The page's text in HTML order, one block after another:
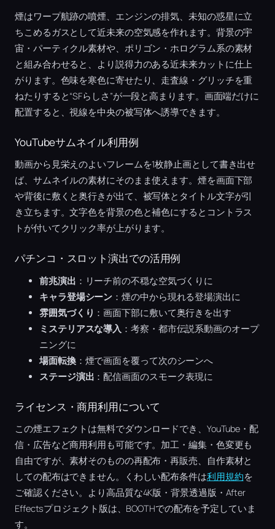
煙はワープ航跡の噴煙、エンジンの排気、未知の惑星に立
ちこめるガスとして近未来の空気感を作れます。背景の宇
宙・パーティクル素材や、ポリゴン・ホログラム系の素材
と組み合わせると、より説得力のある近未来カットに仕上
がります。色味を寒色に寄せたり、走査線・グリッチを重
ねたりすると“SFらしさ”が一段と高まります。画面端だけに
配置すると、視線を中央の被写体へ誘導できます。
YouTubeサムネイル利用例
動画から見栄えのよいフレームを1枚静止画として書き出せ
ば、サムネイルの素材にそのまま使えます。煙を画面下部
や背後に敷くと奥行きが出て、被写体とタイトル文字が引
き立ちます。文字色を背景の色と補色にするとコントラス
トが付いてクリック率が上がります。
パチンコ・スロット演出での活用例
前兆演出 ：リーチ前の不穏な空気づくりに
キャラ登場シーン ：煙の中から現れる登場演出に
雰囲気づくり ：画面下部に敷いて奥行きを出す
ミステリアスな導入 ：考察・都市伝説系動画のオープ
ニングに
場面転換：煙で画面を覆って次のシーンへ
ステージ演出 ：配信画面のスモーク表現に
ライセンス・商用利用について
この煙エフェクトは無料でダウンロードでき、YouTube・配
信・広告など商用利用も可能です。加工・編集・色変更も
自由ですが、素材そのものの再配布・再販売、自作素材と
しての配布はできません。くわしい配布条件は利用規約を
ご確認ください。より高品質な4K版・背景透過版・After
Effectsプロジェクト版は、BOOTHでの配布を予定していま
す。